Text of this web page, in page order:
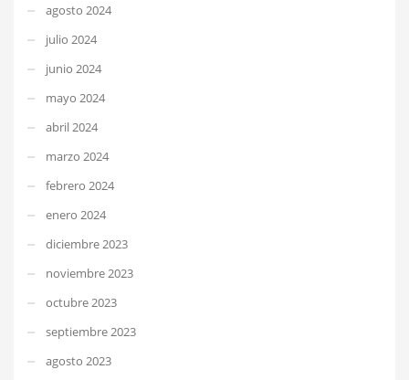
agosto 2024
julio 2024
junio 2024
mayo 2024
abril 2024
marzo 2024
febrero 2024
enero 2024
diciembre 2023
noviembre 2023
octubre 2023
septiembre 2023
agosto 2023